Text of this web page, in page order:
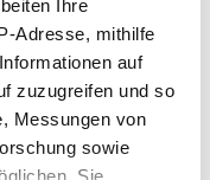
Ihre
Adresse, mithilfe
auf
zuzugreifen und so
Messungen von
sowie
Sie